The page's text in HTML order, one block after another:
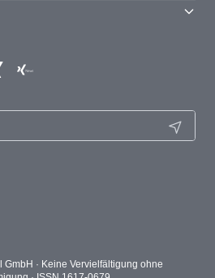
· Keine Vervielfältigung ohne